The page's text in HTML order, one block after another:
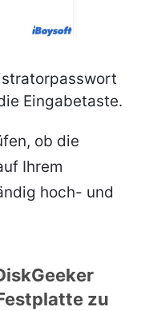
Eingabetaste.
ob die
Ihrem
hoch- und
zu